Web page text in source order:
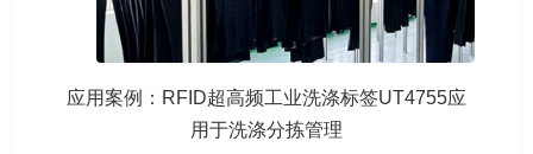
应用案例：RFID超高频工业洗涤标签UT4755应
用于洗涤分拣管理